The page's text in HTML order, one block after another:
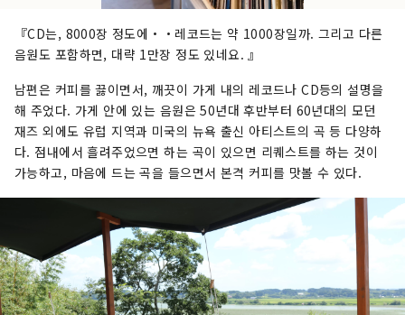
『CD는, 8000장 정도에・・레코드는 약 1000장일까. 그리고 다른
음원도 포함하면, 대략 1만장 정도 있네요. 』
남편은 커피를 끓이면서, 깨끗이 가게 내의 레코드나 CD등의 설명을
해 주었다. 가게 안에 있는 음원은 50년대 후반부터 60년대의 모던
재즈 외에도 유럽 지역과 미국의 뉴욕 출신 아티스트의 곡 등 다양하
다. 점내에서 흘려주었으면 하는 곡이 있으면 리퀘스트를 하는 것이
가능하고, 마음에 드는 곡을 들으면서 본격 커피를 맛볼 수 있다.